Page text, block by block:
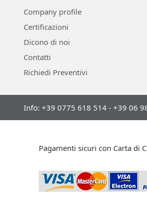
Company profile
Certificazioni
Dicono di noi
Contatti
Richiedi Preventivi
Info: +39 0775 618 514 - +39 06
Pagamenti sicuri con Carta di